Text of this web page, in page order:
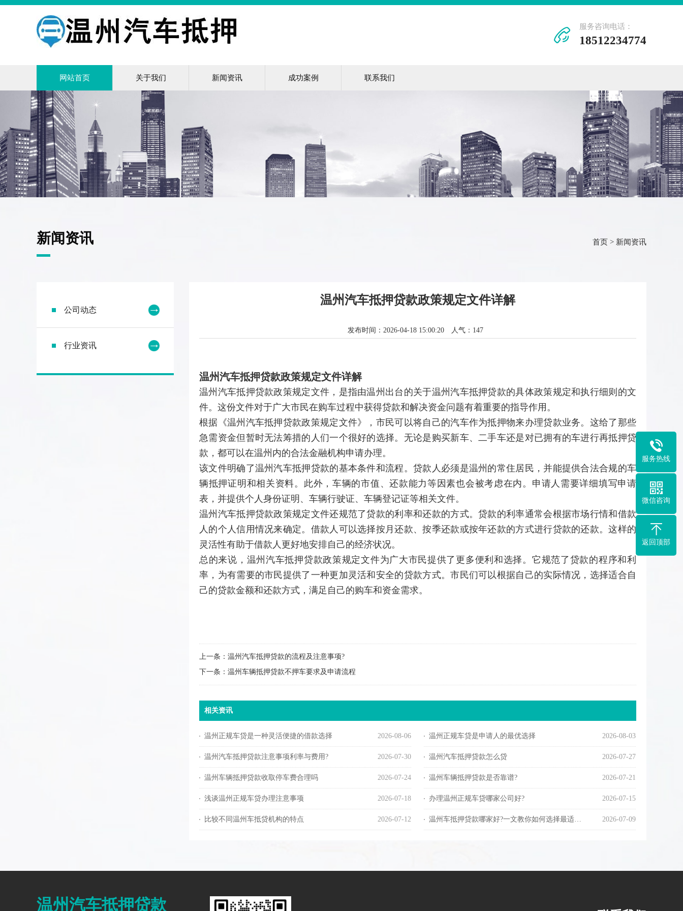
服务咨询电话：
18512234774
网站首页 关于我们 新闻资讯 成功案例 联系我们
新闻资讯 首页 > 新闻资讯
公司动态
行业资讯
温州汽车抵押贷款政策规定文件详解
发布时间：2026-04-18 15:00:20 人气： 147
温州汽车抵押贷款政策规定文件详解
温州汽车抵押贷款政策规定文件，是指由温州出台的关于温州汽车抵押贷款的具体政策规定和执行细则的文
件。这份文件对于广大市民在购车过程中获得贷款和解决资金问题有着重要的指导作用。
根据《温州汽车抵押贷款政策规定文件》，市民可以将自己的汽车作为抵押物来办理贷款业务。这给了那些
急需资金但暂时无法筹措的人们一个很好的选择。无论是购买新车、二手车还是对已拥有的车进行再抵押贷
款，都可以在温州内的合法金融机构申请办理。
该文件明确了温州汽车抵押贷款的基本条件和流程。贷款人必须是温州的常住居民，并能提供合法合规的车
辆抵押证明和相关资料。此外，车辆的市值、还款能力等因素也会被考虑在内。申请人需要详细填写申请
表，并提供个人身份证明、车辆行驶证、车辆登记证等相关文件。
温州汽车抵押贷款政策规定文件还规范了贷款的利率和还款的方式。贷款的利率通常会根据市场行情和借款
人的个人信用情况来确定。借款人可以选择按月还款、按季还款或按年还款的方式进行贷款的还款。这样的
灵活性有助于借款人更好地安排自己的经济状况。
总的来说，温州汽车抵押贷款政策规定文件为广大市民提供了更多便利和选择。它规范了贷款的程序和利
率，为有需要的市民提供了一种更加灵活和安全的贷款方式。市民们可以根据自己的实际情况，选择适合自
己的贷款金额和还款方式，满足自己的购车和资金需求。
上一条： 温州汽车抵押贷款的流程及注意事项?
下一条： 温州车辆抵押贷款不押车要求及申请流程
相关资讯
2026-08-06
温州正规车贷是一种灵活便捷的借款选择 2026-08-03
温州正规车贷是申请人的最优选择
2026-07-30
温州汽车抵押贷款注意事项利率与费用? 2026-07-27
温州汽车抵押贷款怎么贷
2026-07-24
温州车辆抵押贷款收取停车费合理吗 2026-07-21
温州车辆抵押贷款是否靠谱?
2026-07-18
浅谈温州正规车贷办理注意事项 2026-07-15
办理温州正规车贷哪家公司好?
2026-07-12
比较不同温州车抵贷机构的特点 2026-07-09
温州车抵押贷款哪家好?一文教你如何选择最适合的贷款机构!
温州汽车抵押贷款
服务热线
微信咨询
返回顶部